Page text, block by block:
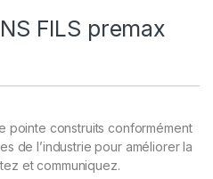
FILS premax
pointe construits conformément
de l’industrie pour améliorer la
et communiquez.